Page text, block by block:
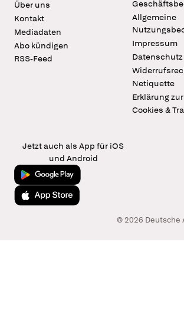
Über uns
Kontakt
Mediadaten
Abo kündigen
RSS-Feed
Allgemeine
Impressum
Datenschutz
Netiquette
Erklärung
Cookies &
Jetzt auch als App für iOS
und Android
Jetzt bei Google Play
Laden im App Store
© 2026 Deutsche